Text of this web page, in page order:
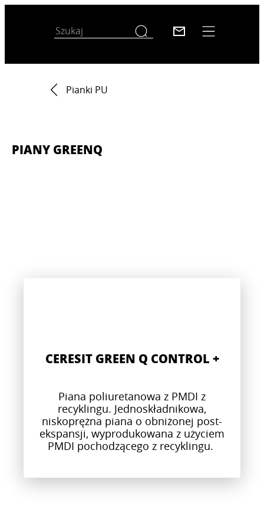
Pianki PU
PIANY GREENQ
CERESIT GREEN Q CONTROL +
Piana poliuretanowa z PMDI z
recyklingu. Jednoskładnikowa,
niskoprężna piana o obniżonej post-
ekspansji, wyprodukowana z użyciem
PMDI pochodzącego z recyklingu.